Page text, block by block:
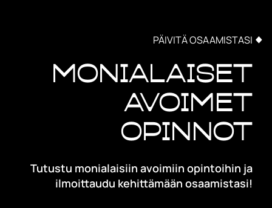
PÄIVITÄ OSAAMISTASI
Monialaiset
avoimet
opinnot
Tutustu monialaisiin avoimiin opintoihin ja
ilmoittaudu kehittämään osaamistasi!